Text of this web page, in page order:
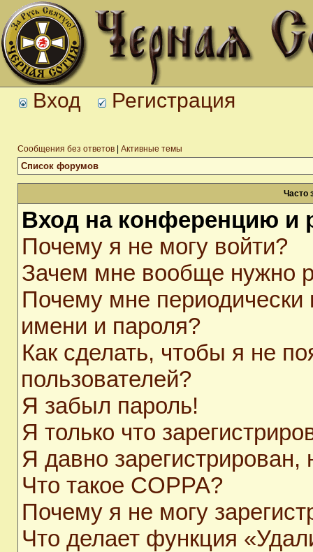
Вход Регистрация
Сообщения без ответов Активные темы
Список форумов
Часто
Вход на конференцию и
Почему я не могу войти?
Зачем мне вообще нужно
Почему мне периодически
имени и пароля?
Как сделать, чтобы я не
пользователей?
Я забыл пароль!
Я только что
Я давно
Что такое COPPA?
Почему я не могу
Что делает функция